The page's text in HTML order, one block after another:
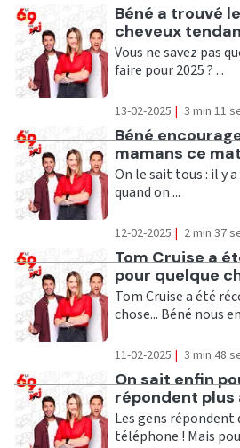
Ecouter
Béné a trouvé
cheveux
Vous ne savez pas
faire pour 2025 ? ...
13-02-2025 | 3 min 11
Ecouter
Béné
mamans ce
On le sait tous : il y
quand on ...
12-02-2025 | 2 min 37
Ecouter
Tom Cruise a
pour quelque
Tom Cruise a été
chose... Béné nous
11-02-2025 | 3 min 48
Ecouter
On sait enfin
répondent plus
Les gens répondent
téléphone ! Mais